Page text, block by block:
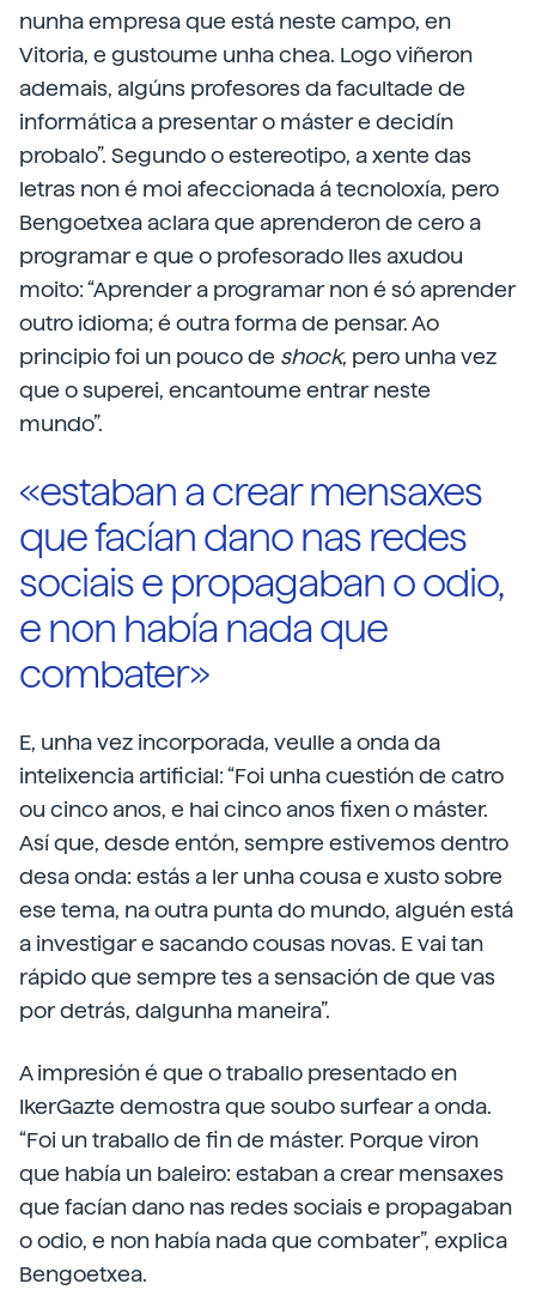
nunha empresa que está neste campo, en
Vitoria, e gustoume unha chea. Logo viñeron
ademais, algúns profesores da facultade de
informática a presentar o máster e decidín
probalo”. Segundo o estereotipo, a xente das
letras non é moi afeccionada á tecnoloxía, pero
Bengoetxea aclara que aprenderon de cero a
programar e que o profesorado lles axudou
moito: “Aprender a programar non é só aprender
outro idioma; é outra forma de pensar. Ao
principio foi un pouco de shock, pero unha vez
que o superei, encantoume entrar neste
mundo”.
«estaban a crear mensaxes
que facían dano nas redes
sociais e propagaban o odio,
e non había nada que
combater»
E, unha vez incorporada, veulle a onda da
intelixencia artificial: “Foi unha cuestión de catro
ou cinco anos, e hai cinco anos fixen o máster.
Así que, desde entón, sempre estivemos dentro
desa onda: estás a ler unha cousa e xusto sobre
ese tema, na outra punta do mundo, alguén está
a investigar e sacando cousas novas. E vai tan
rápido que sempre tes a sensación de que vas
por detrás, dalgunha maneira”.
A impresión é que o traballo presentado en
IkerGazte demostra que soubo surfear a onda.
“Foi un traballo de fin de máster. Porque viron
que había un baleiro: estaban a crear mensaxes
que facían dano nas redes sociais e propagaban
o odio, e non había nada que combater”, explica
Bengoetxea.